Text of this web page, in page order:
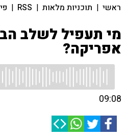
ראשי | תוכניות מלאות |
RSS
|
מי תעפיל לשלב
אפריקה?
09:08